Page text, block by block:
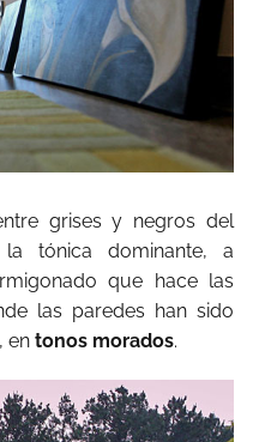
grises y negros del
tónica dominante, a
que hace las
las paredes han sido
en tonos morados.